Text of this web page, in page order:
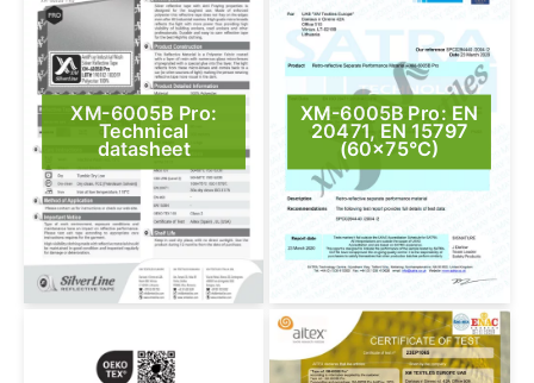
XM-6005B Pro:
Technical
datasheet
XM-6005B Pro: EN
20471, EN 15797
(60×75°C)